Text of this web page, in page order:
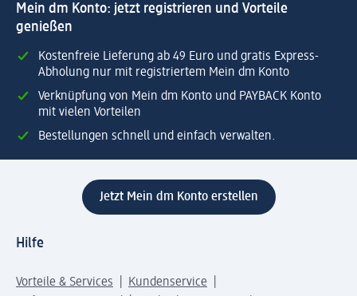
Mein dm Konto: jetzt registrieren und Vorteile
genießen
Kostenfreie Lieferung ab 49 Euro und gratis Express-
Abholung nur mit registriertem Mein dm Konto
Verknüpfung von Mein dm Konto und PAYBACK Konto
mit vielen Vorteilen
Bestellungen schnell und einfach verwalten.
Jetzt Mein dm Konto erstellen
Hilfe
Vorteile & Services
Kundenservice